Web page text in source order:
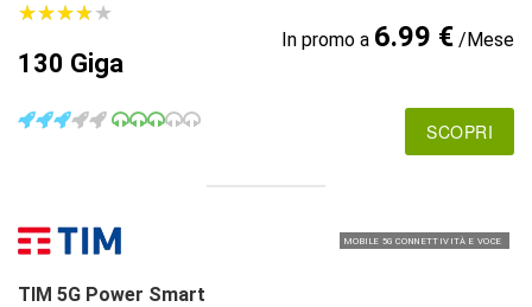
★★★★★
★★★★★
130 Giga
In promo a 6.99 €/Mese
SCOPRI
MOBILE 5G CONNETTIVITÀ E VOCE
TIM 5G Power Smart